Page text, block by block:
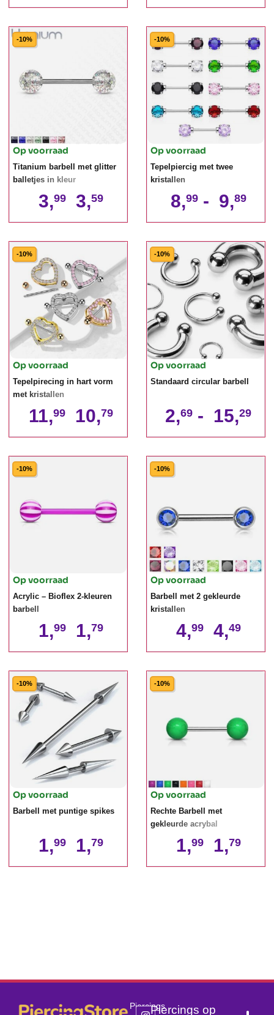
-10%
Op voorraad
Titanium barbell met glitter
balletjes in kleur
3,99 3,59
-10%
Op voorraad
Tepelpiercig met twee
kristallen
8,99 - 9,89
-10%
Op voorraad
Tepelpirecing in hart vorm
met kristallen
11,99 10,79
-10%
Op voorraad
Standaard circular barbell
2,69 - 15,29
-10%
Op voorraad
Acrylic – Bioflex 2-kleuren
barbell
1,99 1,79
-10%
Op voorraad
Barbell met 2 gekleurde
kristallen
4,99 4,49
-10%
Op voorraad
Barbell met puntige spikes
1,99 1,79
-10%
Op voorraad
Rechte Barbell met
gekleurde acrybal
1,99 1,79
PiercingsPiercings op